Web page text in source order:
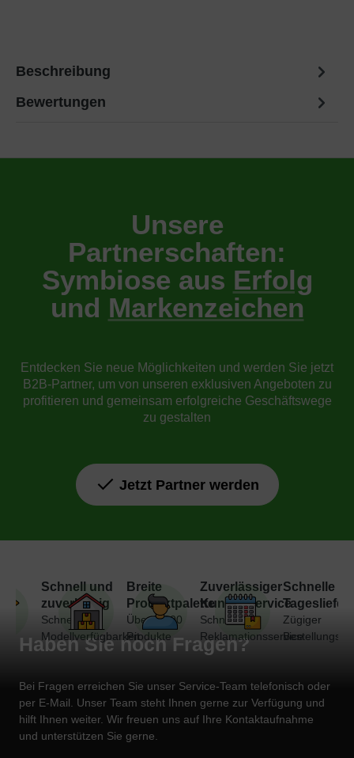
Beschreibung
Bewertungen
Unsere
Partnerschaften:
Symbiose aus Erfolg
und Markenzeichen
Entdecken Sie neue Möglichkeiten und werden Sie jetzt
B2B-Partner, um von unseren exklusiven Angeboten zu
profitieren und gemeinsam erfolgreiche Geschäftswege
zu gestalten
Jetzt Partner werden
Schnell und
zuverlässig
Schnelle
Modellverfügbarkeit
Breite
Produktpalette
Über 7.000
Produkte
Zuverlässiger
Kundenservice
Schneller
Reklamationsservice
Schnelle
Zügiger
Haben Sie noch Fragen?
Bei Fragen erreichen Sie unser Service-Team telefonisch oder
per E-Mail. Unser Team steht Ihnen gerne zur Verfügung und
hilft Ihnen weiter. Wir freuen uns auf Ihre Kontaktaufnahme
und unterstützen Sie gerne.